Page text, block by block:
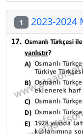
1 2023-2024